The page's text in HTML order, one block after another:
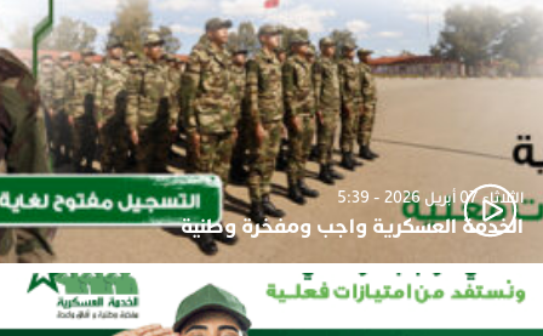
الثلاثاء 07 أبريل 2026 - 5:39
الخدمة العسكرية واجب ومفخرة وطنية